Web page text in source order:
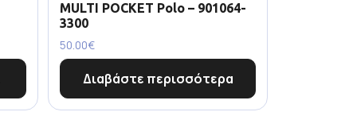
MULTI POCKET Polo – 901064-
3300
50.00€
Διαβάστε περισσότερα